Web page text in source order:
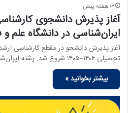
3 هفته پیش
آغاز پذیرش دانشجوی
ایران‌شناسی در دانشگاه علم
آغاز پذیرش دانشجو در مقطع کارشناسی
تحصیلی ۱۴۰۶–۱۴۰۵ شروع شد. رشته ایران‌شناسی از سال تحصیلی…
بیشتر بخوانید »